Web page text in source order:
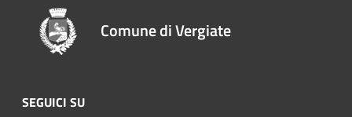
Comune di Vergiate
SEGUICI SU